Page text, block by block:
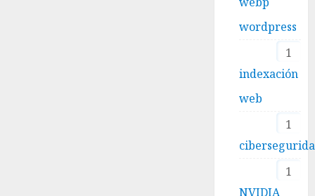
wordpress
1
indexación
web
1
1
NVIDIA